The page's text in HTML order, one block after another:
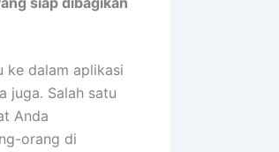
ke dalam aplikasi
juga. Salah satu
Anda
orang di